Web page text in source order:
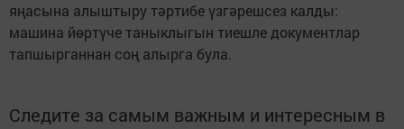
яңасына алыштыру тәртибе үзгәрешсез калды:
машина йөртүче таныклыгын тиешле документлар
тапшырганнан соң алырга була.
Следите за самым важным и интересным в